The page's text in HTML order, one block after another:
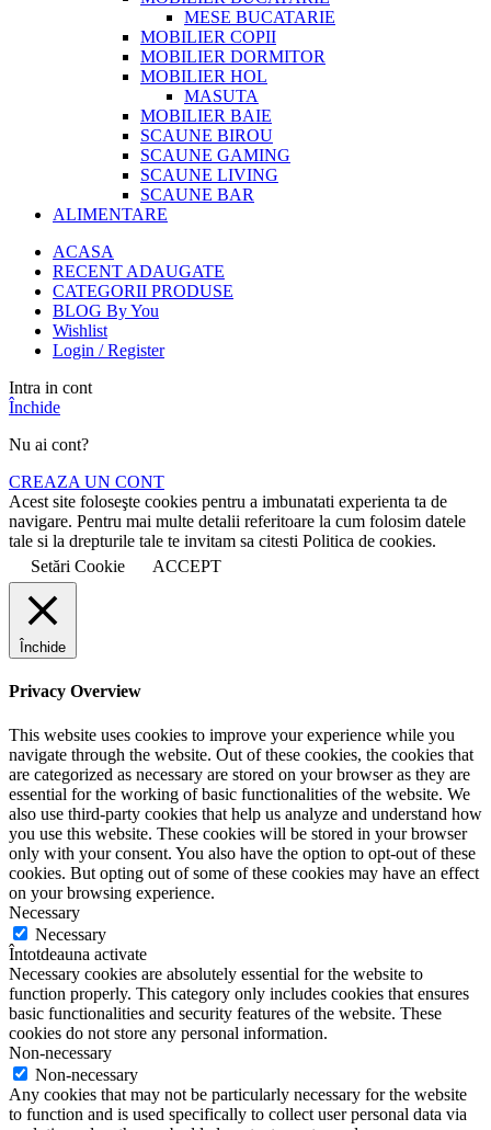
MESE BUCATARIE
MOBILIER COPII
MOBILIER DORMITOR
MOBILIER HOL
MASUTA
MOBILIER BAIE
SCAUNE BIROU
SCAUNE GAMING
SCAUNE LIVING
SCAUNE BAR
ALIMENTARE
ACASA
RECENT ADAUGATE
CATEGORII PRODUSE
BLOG By You
Wishlist
Login / Register
Intra in cont
Închide
Nu ai cont?
CREAZA UN CONT
Acest site foloseşte cookies pentru a imbunatati experienta ta de
navigare. Pentru mai multe detalii referitoare la cum folosim datele
tale si la drepturile tale te invitam sa citesti Politica de cookies.
Setări Cookie
ACCEPT
Închide
Privacy Overview
This website uses cookies to improve your experience while you
navigate through the website. Out of these cookies, the cookies that
are categorized as necessary are stored on your browser as they are
essential for the working of basic functionalities of the website. We
also use third-party cookies that help us analyze and understand how
you use this website. These cookies will be stored in your browser
only with your consent. You also have the option to opt-out of these
cookies. But opting out of some of these cookies may have an effect
on your browsing experience.
Necessary
Necessary
Întotdeauna activate
Necessary cookies are absolutely essential for the website to
function properly. This category only includes cookies that ensures
basic functionalities and security features of the website. These
cookies do not store any personal information.
Non-necessary
Non-necessary
Any cookies that may not be particularly necessary for the website
to function and is used specifically to collect user personal data via